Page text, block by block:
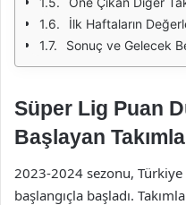
İlk Haftaların
Sonuç ve Gelecek
Süper Lig Puan
Başlayan
2023-2024 sezonu,
başlangıçla başladı.